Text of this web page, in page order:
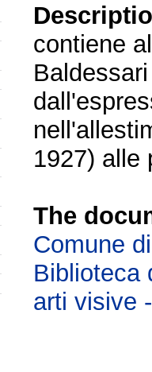
contiene
1927) alle
The
Comune
Biblioteca
arti visive